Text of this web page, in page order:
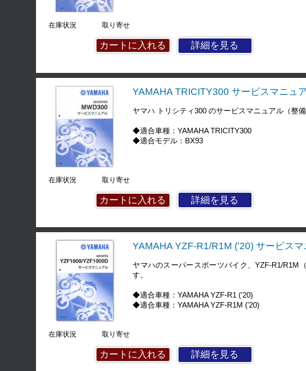
在庫状況 取り寄せ
詳細を見る
YAMAHA TRICITY300 サービスマニュ
ヤマハ トリシティ300 のサービスマニュアル（整備
◆適合車種：YAMAHA TRICITY300
◆適合モデル：BX93
在庫状況 取り寄せ
詳細を見る
YAMAHA YZF-R1/R1M ('20) サービスマ
ヤマハのスーパースポーツバイク、YZF-R1/R1M
す。
◆適合車種：YAMAHA YZF-R1 ('20)
◆適合車種：YAMAHA YZF-R1M ('20)
在庫状況 取り寄せ
詳細を見る